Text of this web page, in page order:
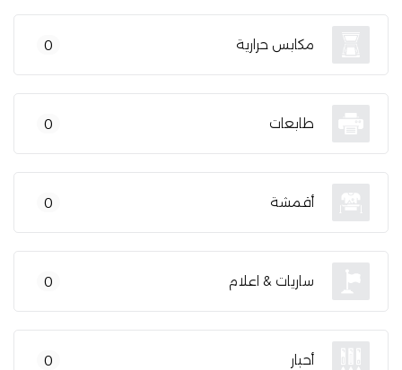
مكابس حرارية 0
طابعات 0
أقمشة 0
ساريات & اعلام 0
أحبار 0